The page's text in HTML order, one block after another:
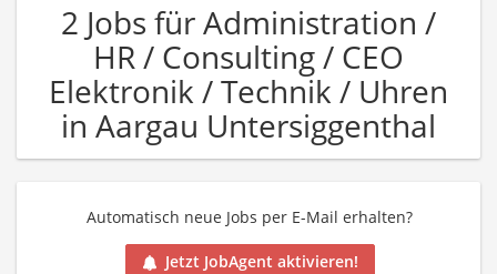
2 Jobs für Administration /
HR / Consulting / CEO
Elektronik / Technik / Uhren
in Aargau Untersiggenthal
Automatisch neue Jobs per E-Mail erhalten?
Jetzt JobAgent aktivieren!